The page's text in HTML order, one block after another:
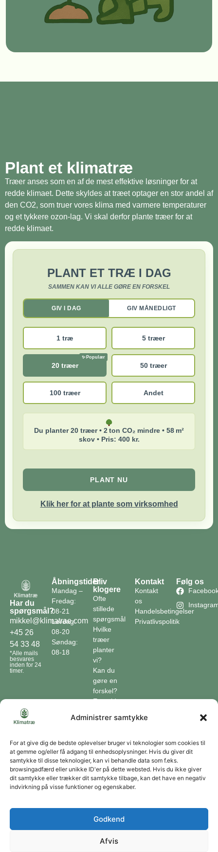
Administrer samtykke
For at give dig de bedste oplevelser bruger vi teknologier som cookies til
at gemme og/eller få adgang til enhedsoplysninger. Hvis du giver dit
samtykke til disse teknologier, kan vi behandle data som f.eks.
browsingadfærd eller unikke ID'er på dette websted. Hvis du ikke giver
dit samtykke eller trækker dit samtykke tilbage, kan det have en negativ
indvirkning på visse funktioner og egenskaber.
Godkend
Afvis
Plant et klimatræ
Træer anses som en af de mest effektive løsninger for at
redde klimaet. Dette skyldes at træet optager en stor andel af
den CO2, som truer vores klima med varmere temperaturer
og et tykkere ozon-lag. Vi skal derfor plante træer for at
redde klimaet.
PLANT ET TRÆ I DAG
SAMMEN KAN VI ALLE GØRE EN FORSKEL
GIV I DAG GIV MÅNEDLIGT
1 træ 5 træer
20 træer 50 træer
100 træer Andet
Du planter 20 træer • 2 ton CO₂ mindre • 58 m²
skov • Pris: 400 kr.
PLANT NU
Klik her for at plante som virksomhed
Har du
spørgsmål?
mikkel@klimatrae.com
+45 26
54 33 48
*Alle mails
besvares
inden for 24
timer.
Åbningstider
Mandag –
Fredag:
08-21
Lørdag:
08-20
Søndag:
08-18
Bliv
klogere
Ofte
stillede
spørgsmål
Hvilke
træer
planter
vi?
Kan du
gøre en
forskel?
En guide
Klimaordbogen
optager
træer
co2?
Kontakt
Kontakt
os
Handelsbetingelser
Privatlivspolitik
Følg os
Forbliv forbundet